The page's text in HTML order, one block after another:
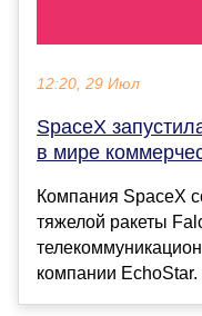
12:20, 29 Июл
SpaceX
в мире
Компания SpaceX
тяжелой ракеты
компании EchoStar.